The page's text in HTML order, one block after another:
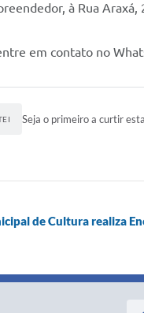
à Rua
em contato no
Seja o primeiro a curtir
de Cultura realiza